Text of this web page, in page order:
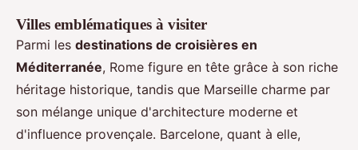
Villes emblématiques à visiter
Parmi les destinations de croisières en
Méditerranée, Rome figure en tête grâce à son riche
héritage historique, tandis que Marseille charme par
son mélange unique d'architecture moderne et
d'influence provençale. Barcelone, quant à elle,